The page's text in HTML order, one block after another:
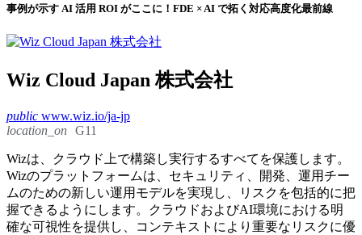
事例が示す AI 活用 ROI がここに！FDE × AI で拓く対応高度化最前線
Wiz Cloud Japan 株式会社
public www.wiz.io/ja-jp
location_on G11
Wizは、クラウド上で構築し実行するすべてを保護します。
Wizのプラットフォームは、セキュリティ、開発、運用チー
ムのための新しい運用モデルを実現し、リスクを包括的に把
握できるようにします。クラウドおよびAI環境における明
確な可視性を提供し、コンテキストにより重要なリスクに優